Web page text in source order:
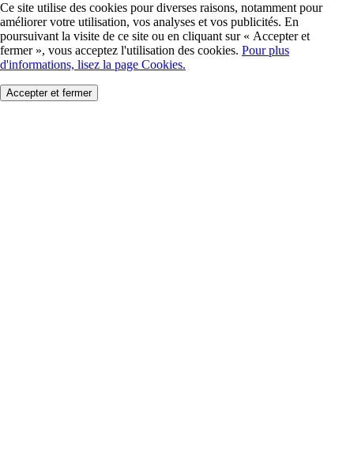
Ce site utilise des cookies pour diverses raisons, notamment pour
améliorer votre utilisation, vos analyses et vos publicités. En
poursuivant la visite de ce site ou en cliquant sur « Accepter et
fermer », vous acceptez l'utilisation des cookies. Pour plus
d'informations, lisez la page Cookies.
Accepter et fermer